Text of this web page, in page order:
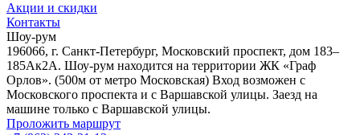
Акции и скидки
Контакты
Шоу-рум
196066, г. Санкт-Петербург, Московский проспект, дом 183–
185Ак2А. Шоу-рум находится на территории ЖК «Граф
Орлов». (500м от метро Московская) Вход возможен с
Московского проспекта и с Варшавской улицы. Заезд на
машине только с Варшавской улицы.
Проложить маршрут